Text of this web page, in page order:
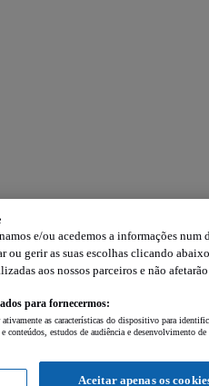
e/ou acedemos a informações
ou gerir as suas escolhas clicando
aos nossos parceiros e não
para fornecermos:
as características do dispositivo para
conteúdos, estudos de audiência e desenvolvimento de
Aceitar apenas os